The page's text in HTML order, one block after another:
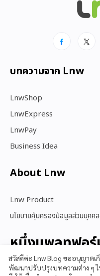
บทความจาก Lnw
LnwShop
LnwExpress
LnwPay
Business Idea
About Lnw​
Lnw Product
นโยบายคุ้มครองข้อมูลส่วนบุคค
หนึ่งแพลทฟอร์
ได้
สวัสดีค่ะ Lnw Blog ขออนุญาต
พัฒนาปรับปรุงบทความต่าง ๆ